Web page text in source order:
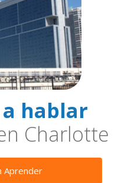
hablar
Charlotte
Aprender